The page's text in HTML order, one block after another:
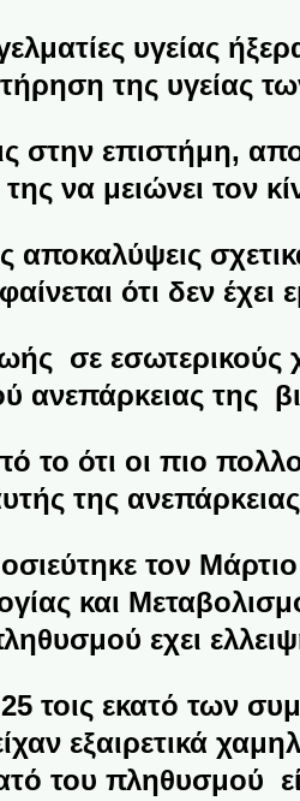
υγείας
της υγείας
στην επιστήμη,
να μειώνει τον
ότι δεν
σε εσωτερικούς
ανεπάρκειας της
το ότι οι πιο
της
τον
και
εχει
τοις εκατό των
εξαιρετικά
του πληθυσμού